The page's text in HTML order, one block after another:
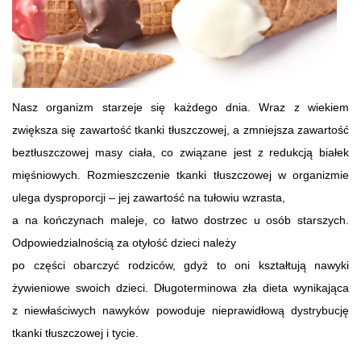
Nasz organizm starzeje się każdego dnia. Wraz z wiekiem
zwiększa się zawartość tkanki tłuszczowej, a zmniejsza zawartość
beztłuszczowej masy ciała, co związane jest z redukcją białek
mięśniowych. Rozmieszczenie tkanki tłuszczowej w organizmie
ulega dysproporcji – jej zawartość na tułowiu wzrasta,
a na kończynach maleje, co łatwo dostrzec u osób starszych.
Odpowiedzialnością za otyłość dzieci należy
po części obarczyć rodziców, gdyż to oni kształtują nawyki
żywieniowe swoich dzieci. Długoterminowa zła dieta wynikająca
z niewłaściwych nawyków powoduje nieprawidłową dystrybucję
tkanki tłuszczowej i tycie.